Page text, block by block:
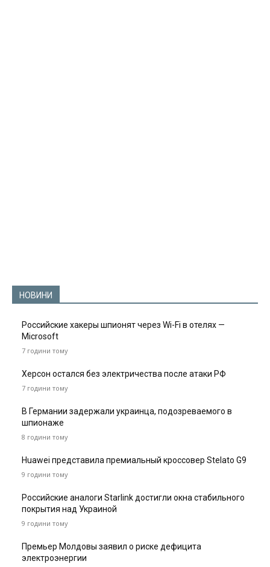
НОВИНИ
Российские хакеры шпионят через Wi-Fi в отелях —
Microsoft
7 години тому
Херсон остался без электричества после атаки РФ
7 години тому
В Германии задержали украинца, подозреваемого в
шпионаже
8 години тому
Huawei представила премиальный кроссовер Stelato G9
9 години тому
Российские аналоги Starlink достигли окна стабильного
покрытия над Украиной
9 години тому
Премьер Молдовы заявил о риске дефицита
электроэнергии